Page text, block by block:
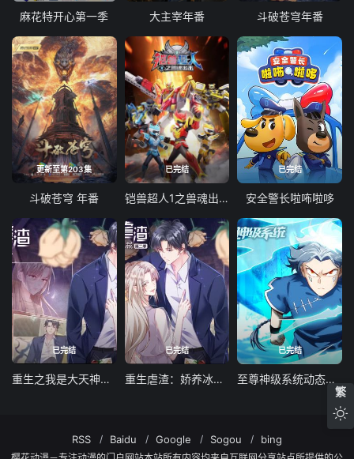
麻花特开心第一季 大主宰年番 斗破苍穹年番
更新至第203集
斗破苍穹 年番
已完结
铠兽超人1之兽魂出击
已完结
安全警长啦咘啦哆
已完结
重生之我是大天神动态漫画第一季
已完结
重生虐渣：娇养冰山总裁动态漫画
已完结
至尊神级系统动态漫画第一季
繁
RSS Baidu Google Sogou bing